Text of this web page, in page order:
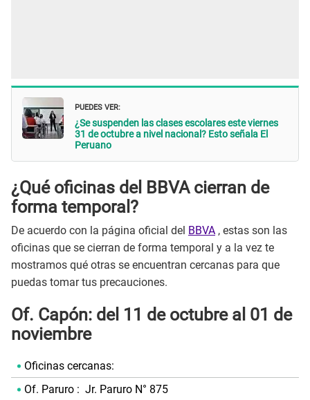
PUEDES VER:
¿Se suspenden las clases escolares este viernes
31 de octubre a nivel nacional? Esto señala El
Peruano
¿Qué oficinas del BBVA cierran de
forma temporal?
De acuerdo con la página oficial del BBVA , estas son las
oficinas que se cierran de forma temporal y a la vez te
mostramos qué otras se encuentran cercanas para que
puedas tomar tus precauciones.
Of. Capón: del 11 de octubre al 01 de
noviembre
Oficinas cercanas:
Of. Paruro : Jr. Paruro N° 875